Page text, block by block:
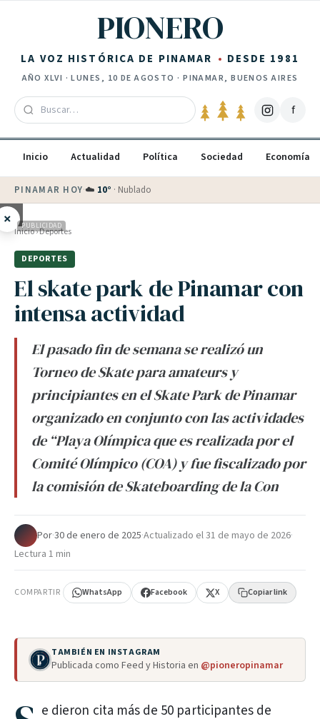
PIONERO
LA VOZ HISTÓRICA DE PINAMAR DESDE 1981
AÑOXLVI ·LUNES, 10 DE AGOSTO · PINAMAR, BUENOS AIRES
f
Inicio Actualidad Política Sociedad Economía
PINAMAR HOY·☁️ 10° · Nublado
× PUBLICIDAD
Inicio›Deportes
DEPORTES
El skate park de Pinamar con
intensa actividad
El pasado fin de semana se realizó un
Torneo de Skate para amateurs y
principiantes en el Skate Park de Pinamar
organizado en conjunto con las actividades
de “Playa Olímpica que es realizada por el
Comité Olímpico (COA) y fue fiscalizado por
la comisión de Skateboarding de la Con
Por·30 de enero de 2025·Actualizado el31 de mayo de 2026·
Lectura 1 min
COMPARTIR WhatsApp Facebook X Copiar link
TAMBIÉN EN INSTAGRAM
Publicada como Feed y Historia en @pioneropinamar
e dieron cita más de 50 participantes de